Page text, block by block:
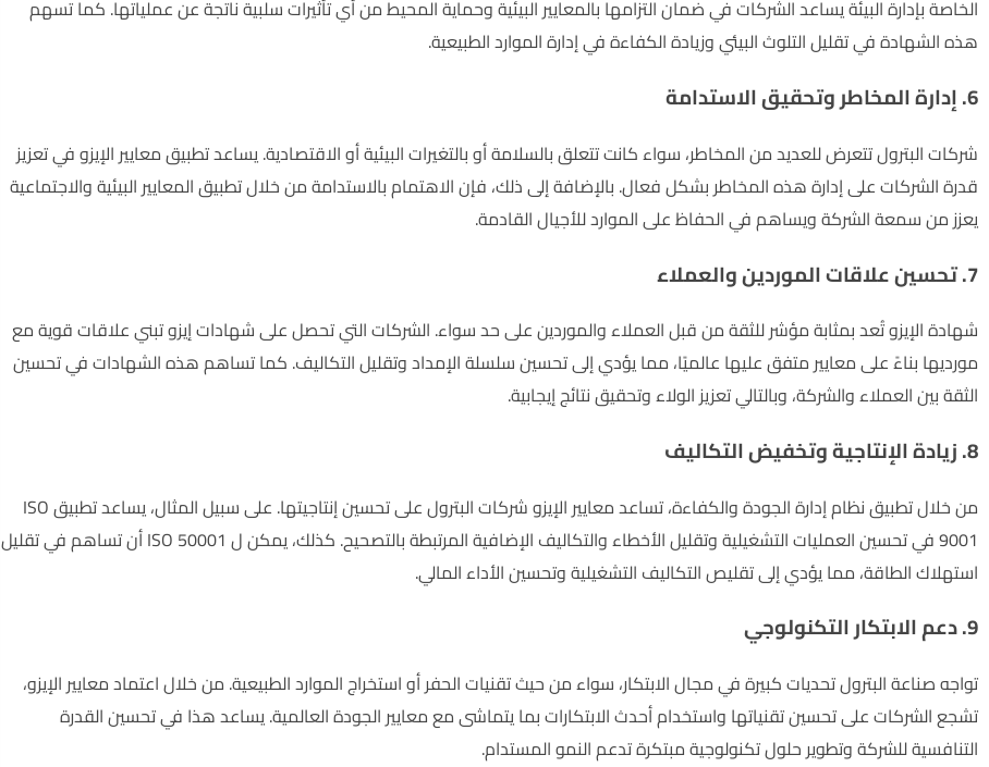
الخاصة بإدارة البيئة يساعد الشركات في ضمان التزامها بالمعايير البيئية وحماية المحيط من أي تأثيرات سلبية ناتجة عن عملياتها. كما تسهم
هذه الشهادة في تقليل التلوث البيئي وزيادة الكفاءة في إدارة الموارد الطبيعية.
6. إدارة المخاطر وتحقيق الاستدامة
شركات البترول تتعرض للعديد من المخاطر، سواء كانت تتعلق بالسلامة أو بالتغيرات البيئية أو الاقتصادية. يساعد تطبيق معايير الإيزو في تعزيز
قدرة الشركات على إدارة هذه المخاطر بشكل فعال. بالإضافة إلى ذلك، فإن الاهتمام بالاستدامة من خلال تطبيق المعايير البيئية والاجتماعية
يعزز من سمعة الشركة ويساهم في الحفاظ على الموارد للأجيال القادمة.
7. تحسين علاقات الموردين والعملاء
شهادة الإيزو تُعد بمثابة مؤشر للثقة من قبل العملاء والموردين على حد سواء. الشركات التي تحصل على شهادات إيزو تبني علاقات قوية مع
مورديها بناءً على معايير متفق عليها عالميًا، مما يؤدي إلى تحسين سلسلة الإمداد وتقليل التكاليف. كما تساهم هذه الشهادات في تحسين
الثقة بين العملاء والشركة، وبالتالي تعزيز الولاء وتحقيق نتائج إيجابية.
8. زيادة الإنتاجية وتخفيض التكاليف
من خلال تطبيق نظام إدارة الجودة والكفاءة، تساعد معايير الإيزو شركات البترول على تحسين إنتاجيتها. على سبيل المثال، يساعد تطبيق ISO
9001 في تحسين العمليات التشغيلية وتقليل الأخطاء والتكاليف الإضافية المرتبطة بالتصحيح. كذلك، يمكن ل ISO 50001 أن تساهم في تقليل
استهلاك الطاقة، مما يؤدي إلى تقليص التكاليف التشغيلية وتحسين الأداء المالي.
9. دعم الابتكار التكنولوجي
تواجه صناعة البترول تحديات كبيرة في مجال الابتكار، سواء من حيث تقنيات الحفر أو استخراج الموارد الطبيعية. من خلال اعتماد معايير الإيزو،
تشجع الشركات على تحسين تقنياتها واستخدام أحدث الابتكارات بما يتماشى مع معايير الجودة العالمية. يساعد هذا في تحسين القدرة
التنافسية للشركة وتطوير حلول تكنولوجية مبتكرة تدعم النمو المستدام.